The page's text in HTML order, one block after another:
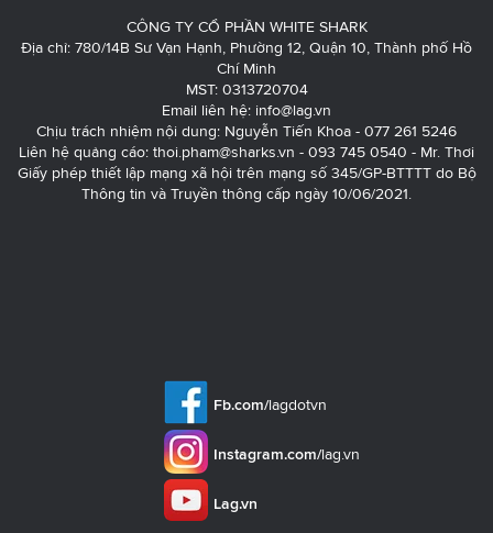
CÔNG TY CỔ PHẦN WHITE SHARK
Địa chỉ: 780/14B Sư Vạn Hạnh, Phường 12, Quận 10, Thành phố Hồ
Chí Minh
MST: 0313720704
Email liên hệ: info@lag.vn
Chịu trách nhiệm nội dung: Nguyễn Tiến Khoa - 077 261 5246
Liên hệ quảng cáo: thoi.pham@sharks.vn - 093 745 0540 - Mr. Thơi
Giấy phép thiết lập mạng xã hội trên mạng số 345/GP-BTTTT do Bộ
Thông tin và Truyền thông cấp ngày 10/06/2021.
Fb.com/lagdotvn
Instagram.com/lag.vn
Lag.vn